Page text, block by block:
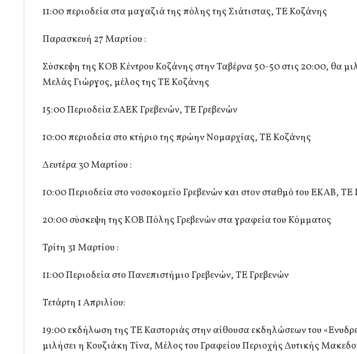
11:00 περιοδεία στα μαγαζιά της πόλης της Σιάτιστας, ΤΕ Κοζάνης
Παρασκευή 27 Μαρτίου :
Σύσκεψη της ΚΟΒ Κέντρου Κοζάνης στην Ταβέρνα 50-50 στις 20:00, θα
Μελάς Γιώργος, μέλος της ΤΕ Κοζάνης
15:00 Περιοδεία ΣΑΕΚ Γρεβενών, ΤΕ Γρεβενών
10:00 περιοδεία στο κτήριο της πρώην Νομαρχίας, ΤΕ Κοζάνης
Δευτέρα 30 Μαρτίου :
10:00 Περιοδεία στο νοσοκομείο Γρεβενών και στον σταθμό του ΕΚΑΒ, ΤΕ
20:00 σύσκεψη της ΚΟΒ Πόλης Γρεβενών στα γραφεία του Κόμματος
Τρίτη 31 Μαρτίου :
11:00 Περιοδεία στο Πανεπιστήμιο Γρεβενών, ΤΕ Γρεβενών
Τετάρτη 1 Απριλίου:
19:00 εκδήλωση της ΤΕ Καστοριάς στην αίθουσα εκδηλώσεων του
μιλήσει η Κουζιάκη Τίνα, Μέλος του Γραφείου Περιοχής Δυτικής